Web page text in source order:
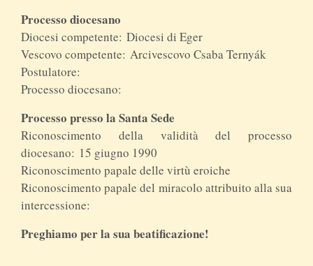
Processo diocesano
Diocesi competente: Diocesi di Eger
Vescovo competente: Arcivescovo Csaba Ternyák
Postulatore:
Processo diocesano:
Processo presso la Santa Sede
Riconoscimento della validità del processo
diocesano: 15 giugno 1990
Riconoscimento papale delle virtù eroiche
Riconoscimento papale del miracolo attribuito alla sua
intercessione:
Preghiamo per la sua beatificazione!